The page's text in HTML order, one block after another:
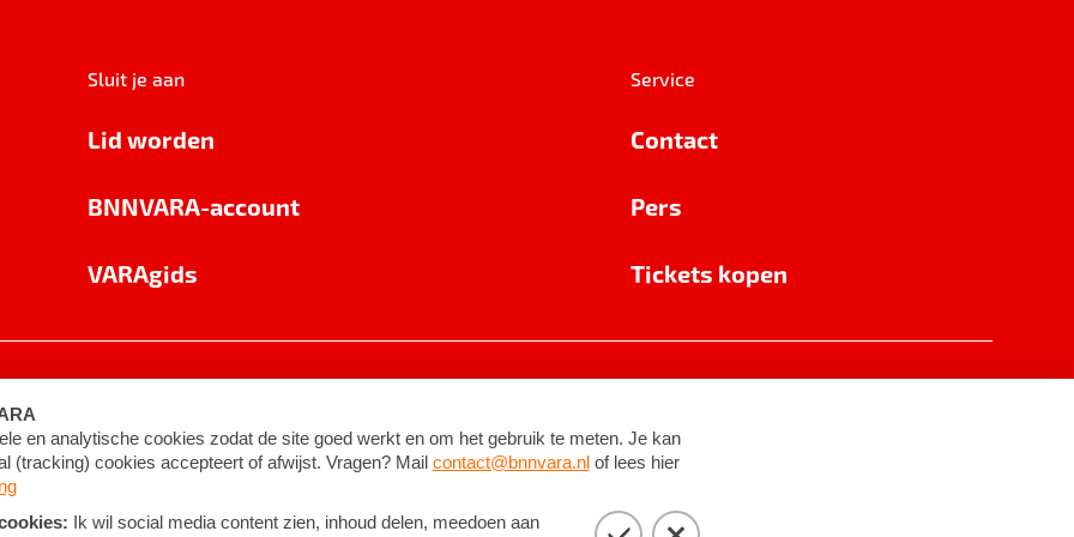
Sluit je aan
Lid worden
BNNVARA-account
VARAgids
Service
Contact
Pers
Tickets kopen
©2026BNNVARA